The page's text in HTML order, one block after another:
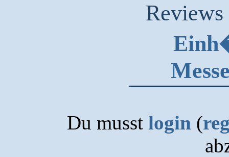
Du musst login (